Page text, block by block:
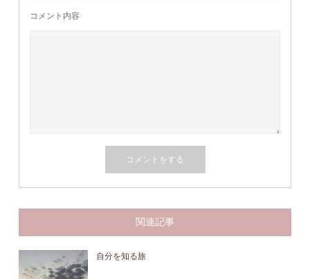
コメント内容
関連記事
自分を知る旅